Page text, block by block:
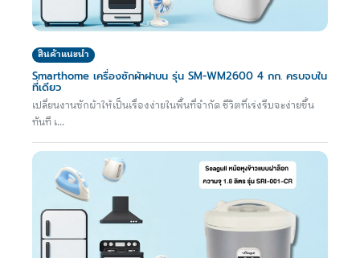
สินค้าแนะนำ
Smarthome เครื่องซักผ้าฝาบน รุ่น SM-WM2600 4 กก. ครบจบใน
ที่เดียว
เปลี่ยนงานซักผ้าให้เป็นเรื่องง่ายในพื้นที่จำกัด ชีวิตที่เร่งรีบจะง่ายขึ้น
ทันที เ...